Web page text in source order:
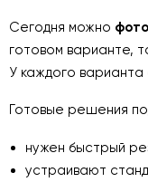
Сегодня можно
готовом варианте,
У каждого
Готовые решения
нужен быстрый
устраивают